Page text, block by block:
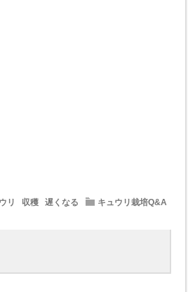
リ 収穫 遅くなる キュウリ栽培Q&A